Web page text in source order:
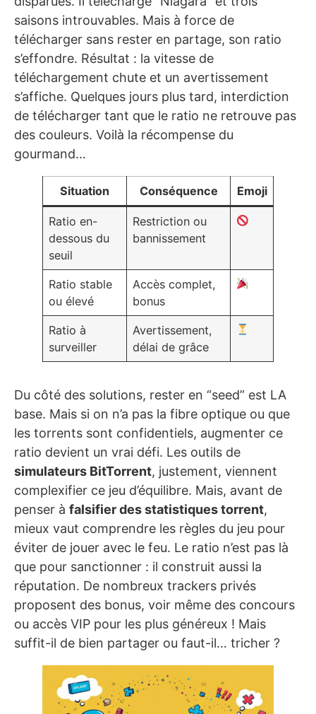
saisons introuvables. Mais à force de
télécharger sans rester en partage, son ratio
s’effondre. Résultat : la vitesse de
téléchargement chute et un avertissement
s’affiche. Quelques jours plus tard, interdiction
de télécharger tant que le ratio ne retrouve pas
des couleurs. Voilà la récompense du
gourmand…
Situation Conséquence Emoji
Ratio en-
dessous du
seuil
Restriction ou
bannissement
Ratio stable
ou élevé
Accès complet,
bonus
Ratio à
surveiller
Avertissement,
délai de grâce
Du côté des solutions, rester en “seed” est LA
base. Mais si on n’a pas la fibre optique ou que
les torrents sont confidentiels, augmenter ce
ratio devient un vrai défi. Les outils de
simulateurs BitTorrent, justement, viennent
complexifier ce jeu d’équilibre. Mais, avant de
penser à falsifier des statistiques torrent,
mieux vaut comprendre les règles du jeu pour
éviter de jouer avec le feu. Le ratio n’est pas là
que pour sanctionner : il construit aussi la
réputation. De nombreux trackers privés
proposent des bonus, voir même des concours
ou accès VIP pour les plus généreux ! Mais
suffit-il de bien partager ou faut-il… tricher ?